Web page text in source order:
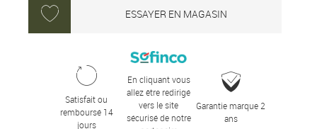
ESSAYER EN MAGASIN
Satisfait ou
remboursé 14
jours
En cliquant vous
allez être redirigé
vers le site
sécurisé de notre
Garantie marque 2
ans